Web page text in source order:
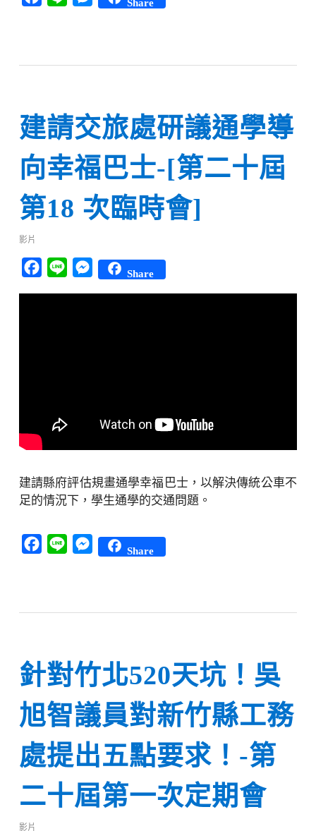
Share
建請交旅處研議通學導
向幸福巴士-[第二十屆
第18 次臨時會]
影片
Facebook
Line Messenger
Share
建請縣府評估規畫通學幸福巴士，以解決傳統公車不
足的情況下，學生通學的交通問題。
Facebook
Line Messenger
Share
針對竹北520天坑！吳
旭智議員對新竹縣工務
處提出五點要求！-第
二十屆第一次定期會
影片